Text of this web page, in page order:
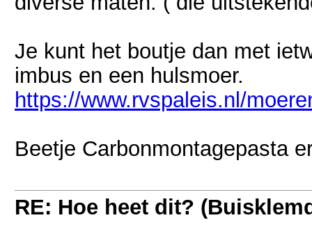
Je kunt het boutje dan met
imbus en een hulsmoer.
https://www.rvspaleis.nl/
Beetje Carbonmontagepasta
RE: Hoe heet dit?